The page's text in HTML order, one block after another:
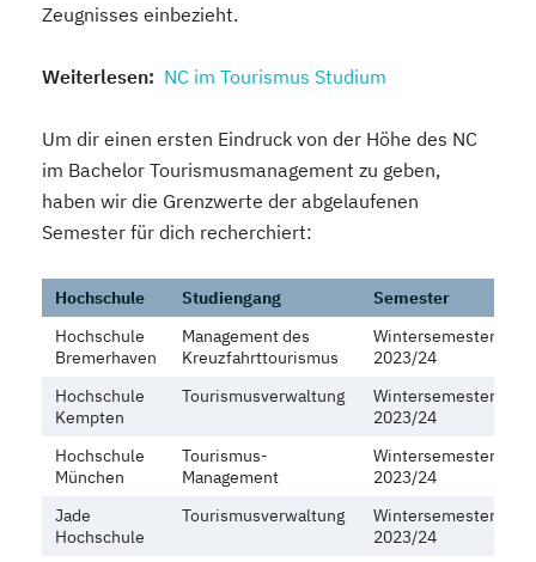
Zeugnisses einbezieht.
Weiterlesen: NC im Tourismus Studium
Um dir einen ersten Eindruck von der Höhe des NC
im Bachelor Tourismusmanagement zu geben,
haben wir die Grenzwerte der abgelaufenen
Semester für dich recherchiert:
Hochschule Studiengang Semester
Hochschule
Bremerhaven
Management des
Kreuzfahrttourismus
Wintersemester
2023/24
Hochschule
Kempten
Tourismusverwaltung
Wintersemester
2023/24
Hochschule
München
Tourismus-
Management
Wintersemester
2023/24
Jade
Hochschule
Tourismusverwaltung
Wintersemester
2023/24